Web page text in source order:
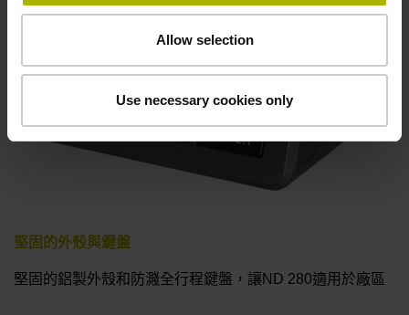
Allow selection
Use necessary cookies only
堅固的外殼與鍵盤
堅固的鋁製外殼和防濺全行程鍵盤，讓ND 280適用於廠區